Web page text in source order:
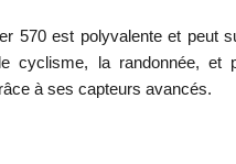
570 est polyvalente et peut
cyclisme, la randonnée, et
à ses capteurs avancés.